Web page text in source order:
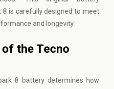
is carefully designed to meet
and longevity.
the Tecno
8 battery determines how